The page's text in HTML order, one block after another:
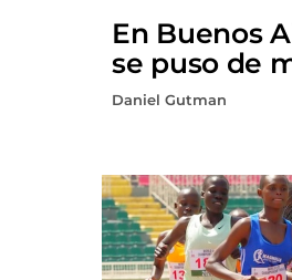
En Buenos
se puso de
Daniel Gutman